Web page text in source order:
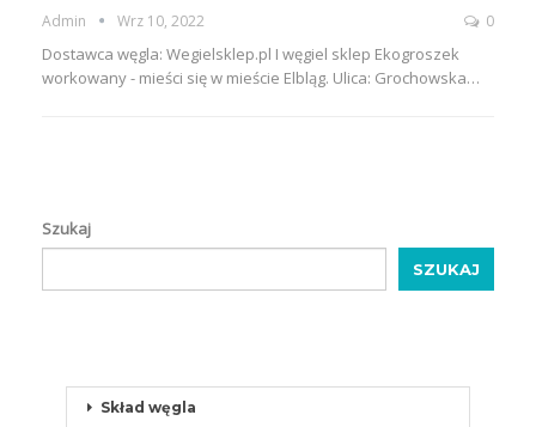
Admin Wrz 10, 2022 0
Dostawca węgla: Wegielsklep.pl I węgiel sklep Ekogroszek
workowany - mieści się w mieście Elbląg. Ulica: Grochowska…
Szukaj
SZUKAJ
Skład węgla